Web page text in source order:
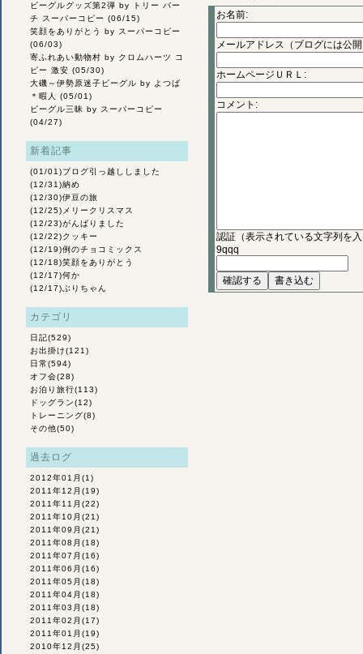
ビーグルグッズ第2弾 by トリー バー
チ スーパーコピー (06/15)
笑顔をありがとう
by スーパーコピー
(06/03)
寄ふれあい動物村 by クロムハーツ コ
ピー 激安 (05/30)
大磯～伊勢原迷子ビーグル by よつば
＊暇人 (05/01)
ビーグル三昧 by スーパーコピー
(04/27)
新着記事
(01/01)ブログ引っ越ししました
(12/31)納め
(12/30)伊豆の旅
(12/25) メリークリスマス
(12/23)がんばりました
(12/22)クッキー
(12/19)例のチョコミックス
(12/18)笑顔をありがとう
(12/17)何か
(12/17) ぶりちゃん
カテゴリ
日記(529)
お出掛け(121)
日常(594)
オフ会(28)
お泊り旅行(113)
ドッグラン(12)
トレーニング(8)
その他(50)
過去ログ
2012年01月 (1)
2011年12月 (19)
2011年11月 (22)
2011年10月 (21)
2011年09月 (21)
2011年08月 (18)
2011年07月 (16)
2011年06月 (16)
2011年05月 (18)
2011年04月 (18)
2011年03月 (18)
2011年02月 (17)
2011年01月 (19)
2010年12月 (25)
お名前:
メールアドレス（ブログには公
ホームページＵＲＬ:
コメント:
認証（表示されている文字列を
9qqq